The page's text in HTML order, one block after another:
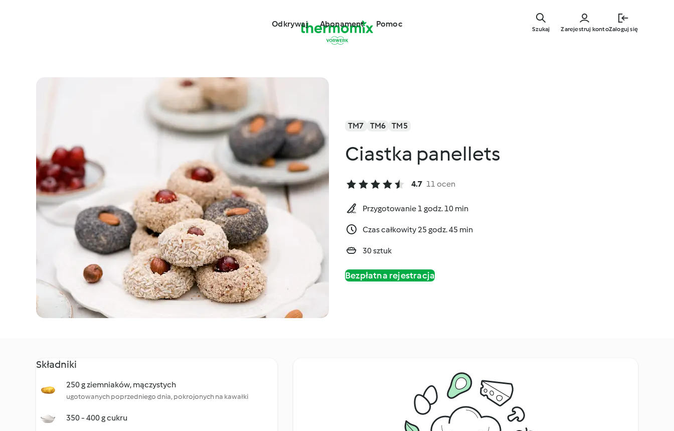
głównej
Odkrywaj Abonament Pomoc
Zarejestruj kontoZaloguj się
Szukaj
TM7 TM6 TM5
Ciastka panellets
4.7 11 ocen
Przygotowanie 1 godz. 10 min
Czas całkowity 25 godz. 45 min
30 sztuk
Bezpłatna rejestracja
Składniki
250 g ziemniaków, mączystych
ugotowanych poprzedniego dnia, pokrojonych na kawałki
350 - 400 g cukru